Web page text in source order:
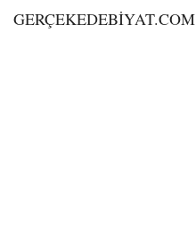
GERÇEKEDEBİYAT.COM